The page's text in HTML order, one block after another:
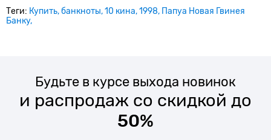
Теги: Купить банкноты 10 кина 1998 Папуа Новая Гвинея
Банку
Будьте в курсе выхода новинок
и распродаж со скидкой до
50%